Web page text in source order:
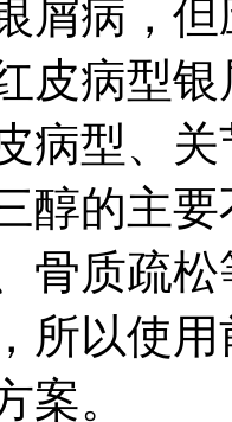
屑病，
皮病型
病型、
醇的主
骨质疏
所以使
案。